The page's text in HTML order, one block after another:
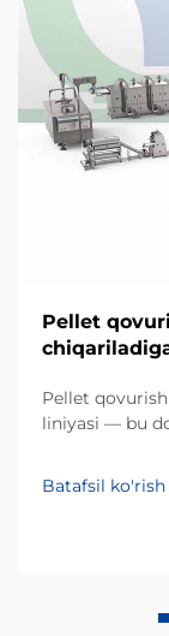
Pellet
Pellet
liniyasi — bu
An'anaviy
Batafsil ko'rish